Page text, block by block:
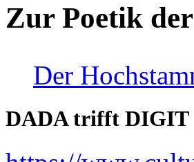
Zur Poetik
Der
DADA trifft DIGIT